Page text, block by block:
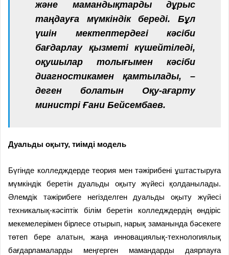
және мамандықтарды дұрыс
таңдауға мүмкіндік береді. Бұл
үшін мектептердегі кәсіби
бағдарлау қызметі күшейтіледі,
оқушылар толығымен кәсіби
диагностикамен қамтылады, –
деген болатын Оқу-ағарту
министрі Ғани Бейсембаев.
Дуальды оқыту, тиімді модель
Бүгінде колледждерде теория мен тәжірибені ұштастыруға
мүмкіндік беретін дуальды оқыту жүйесі қолданылады.
Әлемдік тәжірибеге негізделген дуальды оқыту жүйесі
техникалық-кәсіптік білім беретін колледждердің өндіріс
мекемелерімен бірлесе отырып, нарық заманында бәсекеге
төтеп бере алатын, жаңа инновациялық-технологиялық
бағдарламаларды меңгерген мамандарды даярлауға